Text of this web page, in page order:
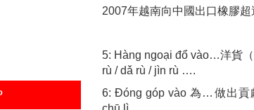
2007年越南向中國出口橡膠超
5: Hàng ngoại đổ vào…洋貨
rù / dǎ rù / jìn rù ….
6: Đóng góp vào 為…做出貢